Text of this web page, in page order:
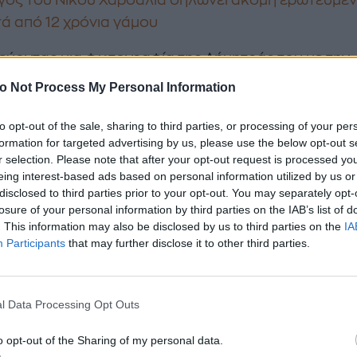
Not Process My Personal Information
opt-out of the sale, sharing to third parties, or processing of your
for targeted advertising by us, please use the below opt-out
selection. Please note that after your opt-out request is processed
interest-based ads based on personal information utilized by us
to third parties prior to your opt-out. You may separately
of your personal information by third parties on the IAB’s list of
This information may also be disclosed by us to third parties on the
Participants that may further disclose it to other third parties.
Data Processing Opt Outs
opt-out of the Sharing of my personal data.
από 12 χρόνια γάμου
μια φωτογραφία της Δήμητράς του με την
σημαία και το χάλκινο μετάλλιο ο Νίκος
προσπάθεια της χωρίς εκπτώσεις! Ένα
για το αστέρι μας. Χάλκινο μετάλλιο στο 2ο
Cup 2025 στο Yerevan της Αρμενίας!
μου. Keep going μωρό μου... με την Ελλάδα
καρδιά!».
p/DJQ2Z32NElv/
Χαρδαλιάς δεν κρύβει το πόσο πολύ λατρεύει τις
πόσο πολύ καμαρώνει γι' αυτές.